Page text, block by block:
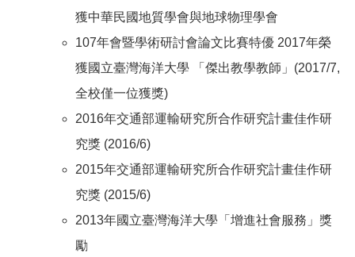
獲中華民國地質學會與地球物理學會
107年會暨學術研討會論文比賽特優 2017年榮
獲國立臺灣海洋大學 「傑出教學教師」(2017/7,
全校僅一位獲獎)
2016年交通部運輸研究所合作研究計畫佳作研
究獎 (2016/6)
2015年交通部運輸研究所合作研究計畫佳作研
究獎 (2015/6)
2013年國立臺灣海洋大學「增進社會服務」獎
勵